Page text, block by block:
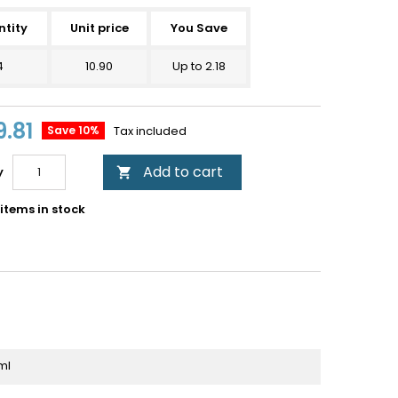
Unit price You Save
10.90 Up to 2.18
Save 10% Tax included
 Add to cart
in stock